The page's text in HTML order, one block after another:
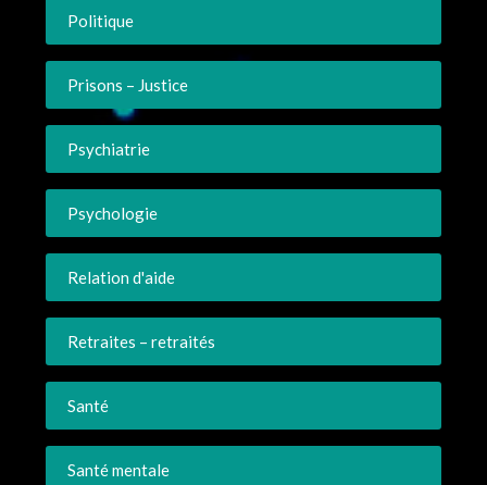
Politique
Prisons – Justice
Psychiatrie
Psychologie
Relation d'aide
Retraites – retraités
Santé
Santé mentale